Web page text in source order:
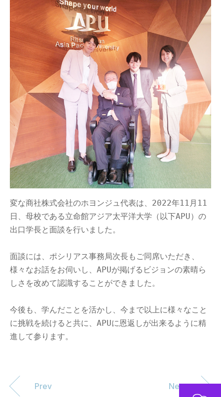
変な商社株式会社のホヨンジュ代表は、2022年11月11
日、母校である立命館アジア太平洋大学（以下APU）の
出口学長と面談を行いました。
面談には、ポシリアス事務局次長もご同席いただき、
様々なお話をお伺いし、APUが掲げるビジョンの素晴ら
しさを改めて認識することができました。
今後も、学んだことを活かし、今まで以上に様々なこと
に挑戦を続けると共に、APUに恩返しが出来るように精
進して参ります。
Prev Next